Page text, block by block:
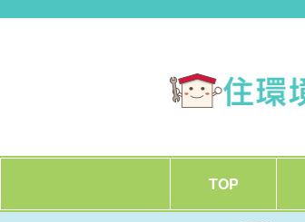
TOP